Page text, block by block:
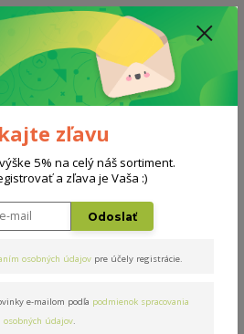
ZA 400€ - CENA MATRACU A ROŠTU
JE AKTUÁLNE 10-15 PRACOVNÝCH
Menu
hod.
0
zľavu
5% na celý náš sortiment.
a zľava je Vaša :)
Odoslať
osobných údajov pre účely registrácie.
e-mailom podľa podmienok spracovania
osobných údajov.